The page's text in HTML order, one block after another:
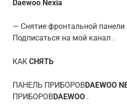
Daewoo Nexia
— Снятие фронтальной панели
Подписаться на мой канал .
КАК СНЯТЬ
ПАНЕЛЬ ПРИБОРОВDAEWOO
ПРИБОРОВDAEWOO .